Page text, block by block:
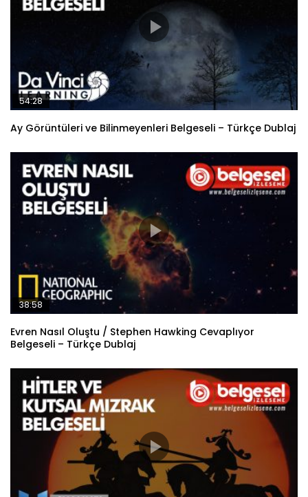
54:28
Ay Görüntüleri ve Bilinmeyenleri Belgeseli – Türkçe Dublaj
38:58
Evren Nasıl Oluştu / Stephen Hawking Cevaplıyor
Belgeseli – Türkçe Dublaj